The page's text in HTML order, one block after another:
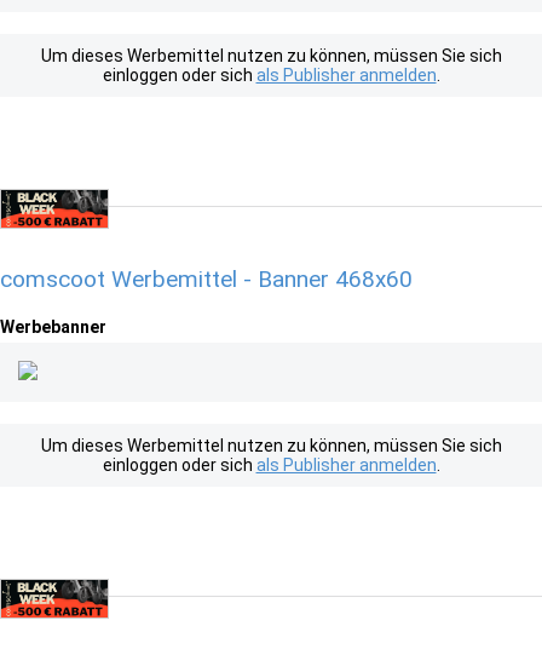
Um dieses Werbemittel nutzen zu können, müssen Sie sich
einloggen oder sich als Publisher anmelden
comscoot Werbemittel - Banner 468x60
Werbebanner
Um dieses Werbemittel nutzen zu können, müssen Sie sich
einloggen oder sich als Publisher anmelden